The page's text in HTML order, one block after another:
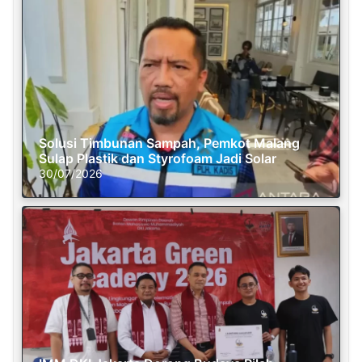
Solusi Timbunan Sampah, Pemkot Malang
Sulap Plastik dan Styrofoam Jadi Solar
30/07/2026